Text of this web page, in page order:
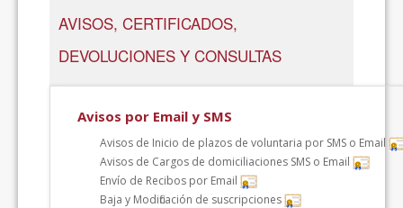
AVISOS, CERTIFICADOS,
DEVOLUCIONES Y CONSULTAS
Avisos por Email y SMS
Avisos de Inicio de plazos de voluntaria por SMS o Email
Avisos de Cargos de domiciliaciones SMS o Email
Envío de Recibos por Email
Baja y Modificación de suscripciones